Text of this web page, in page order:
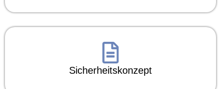
Sicherheitskonzept